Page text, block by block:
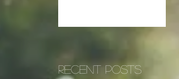
Recent Posts